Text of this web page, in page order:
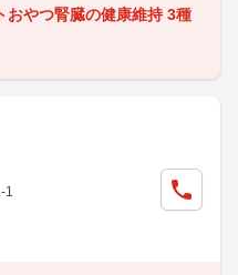
おやつ腎臓の健康維持 3種
1